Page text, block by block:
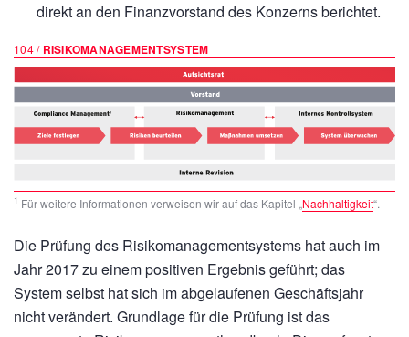
direkt an den Finanzvorstand des Konzerns berichtet.
104 / RISIKOMANAGEMENTSYSTEM
1 Für weitere Informationen verweisen wir auf das Kapitel „ Nachhaltigkeit“.
Die Prüfung des Risikomanagementsystems hat auch im
Jahr 2017 zu einem positiven Ergebnis geführt; das
System selbst hat sich im abgelaufenen Geschäftsjahr
nicht verändert. Grundlage für die Prüfung ist das